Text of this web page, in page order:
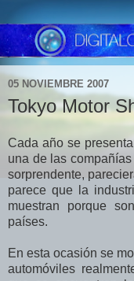
05 NOVIEMBRE 2007
Tokyo Motor
Cada año se
una de las
sorprendente,
parece que la
muestran porque
países.
En esta ocasión se
automóviles